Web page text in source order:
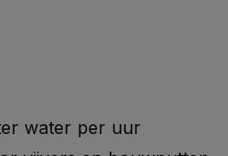
water per uur